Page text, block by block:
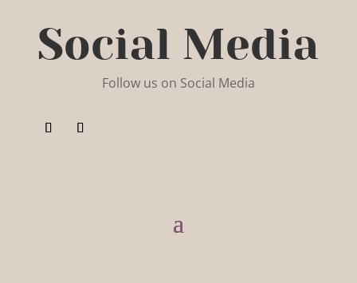
Social Media
Follow us on Social Media